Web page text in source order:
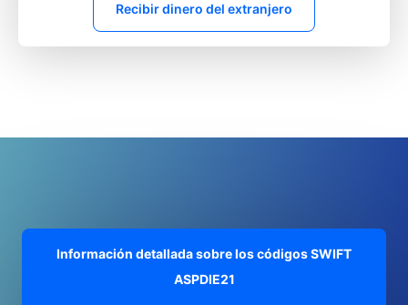
Recibir dinero del extranjero
Información detallada sobre los códigos SWIFT
ASPDIE21